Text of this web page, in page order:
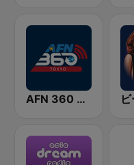
AFN 360 Tokyo (Japan Only)